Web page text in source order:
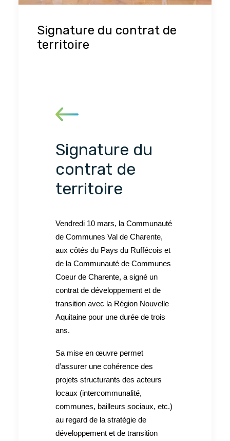
Signature du contrat de
territoire
Signature du
contrat de
territoire
Vendredi 10 mars, la Communauté
de Communes Val de Charente,
aux côtés du Pays du Ruffécois et
de la Communauté de Communes
Coeur de Charente, a signé un
contrat de développement et de
transition avec la Région Nouvelle
Aquitaine pour une durée de trois
ans.
Sa mise en œuvre permet
d’assurer une cohérence des
projets structurants des acteurs
locaux (intercommunalité,
communes, bailleurs sociaux, etc.)
au regard de la stratégie de
développement et de transition